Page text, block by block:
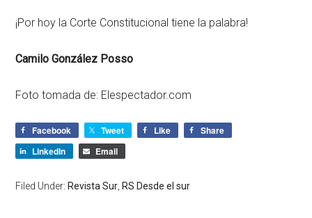
¡Por hoy la Corte Constitucional tiene la palabra!
Camilo González Posso
Foto tomada de: Elespectador.com
Facebook Tweet Like
Share
LinkedIn
Email
Filed Under: Revista Sur, RS Desde el sur